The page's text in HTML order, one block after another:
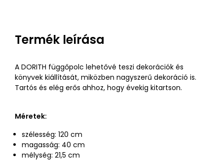
Termék leírása
A DORITH függőpolc lehetővé teszi dekorációk és
könyvek kiállítását, miközben nagyszerű dekoráció is.
Tartós és elég erős ahhoz, hogy évekig kitartson.
Méretek:
szélesség: 120 cm
magasság: 40 cm
mélység: 21,5 cm